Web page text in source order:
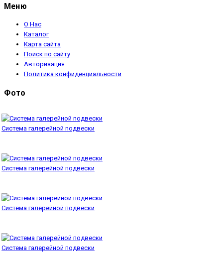
Меню
О Нас
Каталог
Карта сайта
Поиск по сайту
Авторизация
Политика конфиденциальности
Фото
Система галерейной подвески
Система галерейной подвески
Система галерейной подвески
Система галерейной подвески